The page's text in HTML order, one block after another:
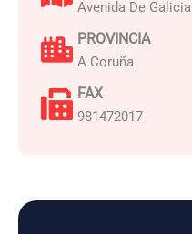
Avenida De
PROVINCIA
A Coruña
FAX
981472017